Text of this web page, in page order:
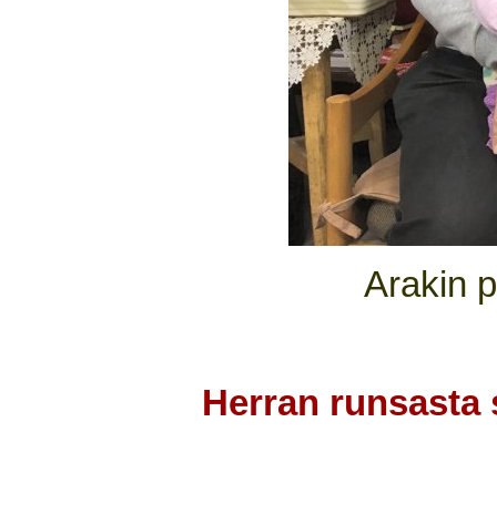
Arakin
Herran